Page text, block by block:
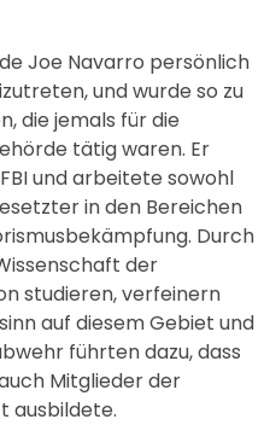
Joe Navarro persönlich
und wurde so zu
die jemals für die
tätig waren. Er
und arbeitete sowohl
in den Bereichen
Durch
der
studieren, verfeinern
auf diesem Gebiet und
führten dazu, dass
Mitglieder der
ausbildete.